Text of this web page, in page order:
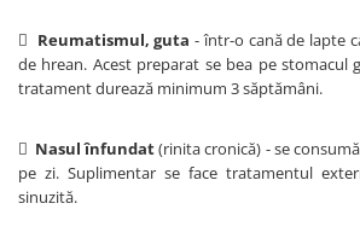
 Reumatismul, guta- într-o cană de lapte
de hrean. Acest preparat se bea pe stomacul
tratament durează minimum 3 săptămâni.
 Nasul înfundat(rinita cronică) - se
pe zi. Suplimentar se face tratamentul
sinuzită.